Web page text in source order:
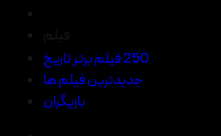
250 فیلم برتر تاریخ
جدیدترین فیلم ها
بازیگران